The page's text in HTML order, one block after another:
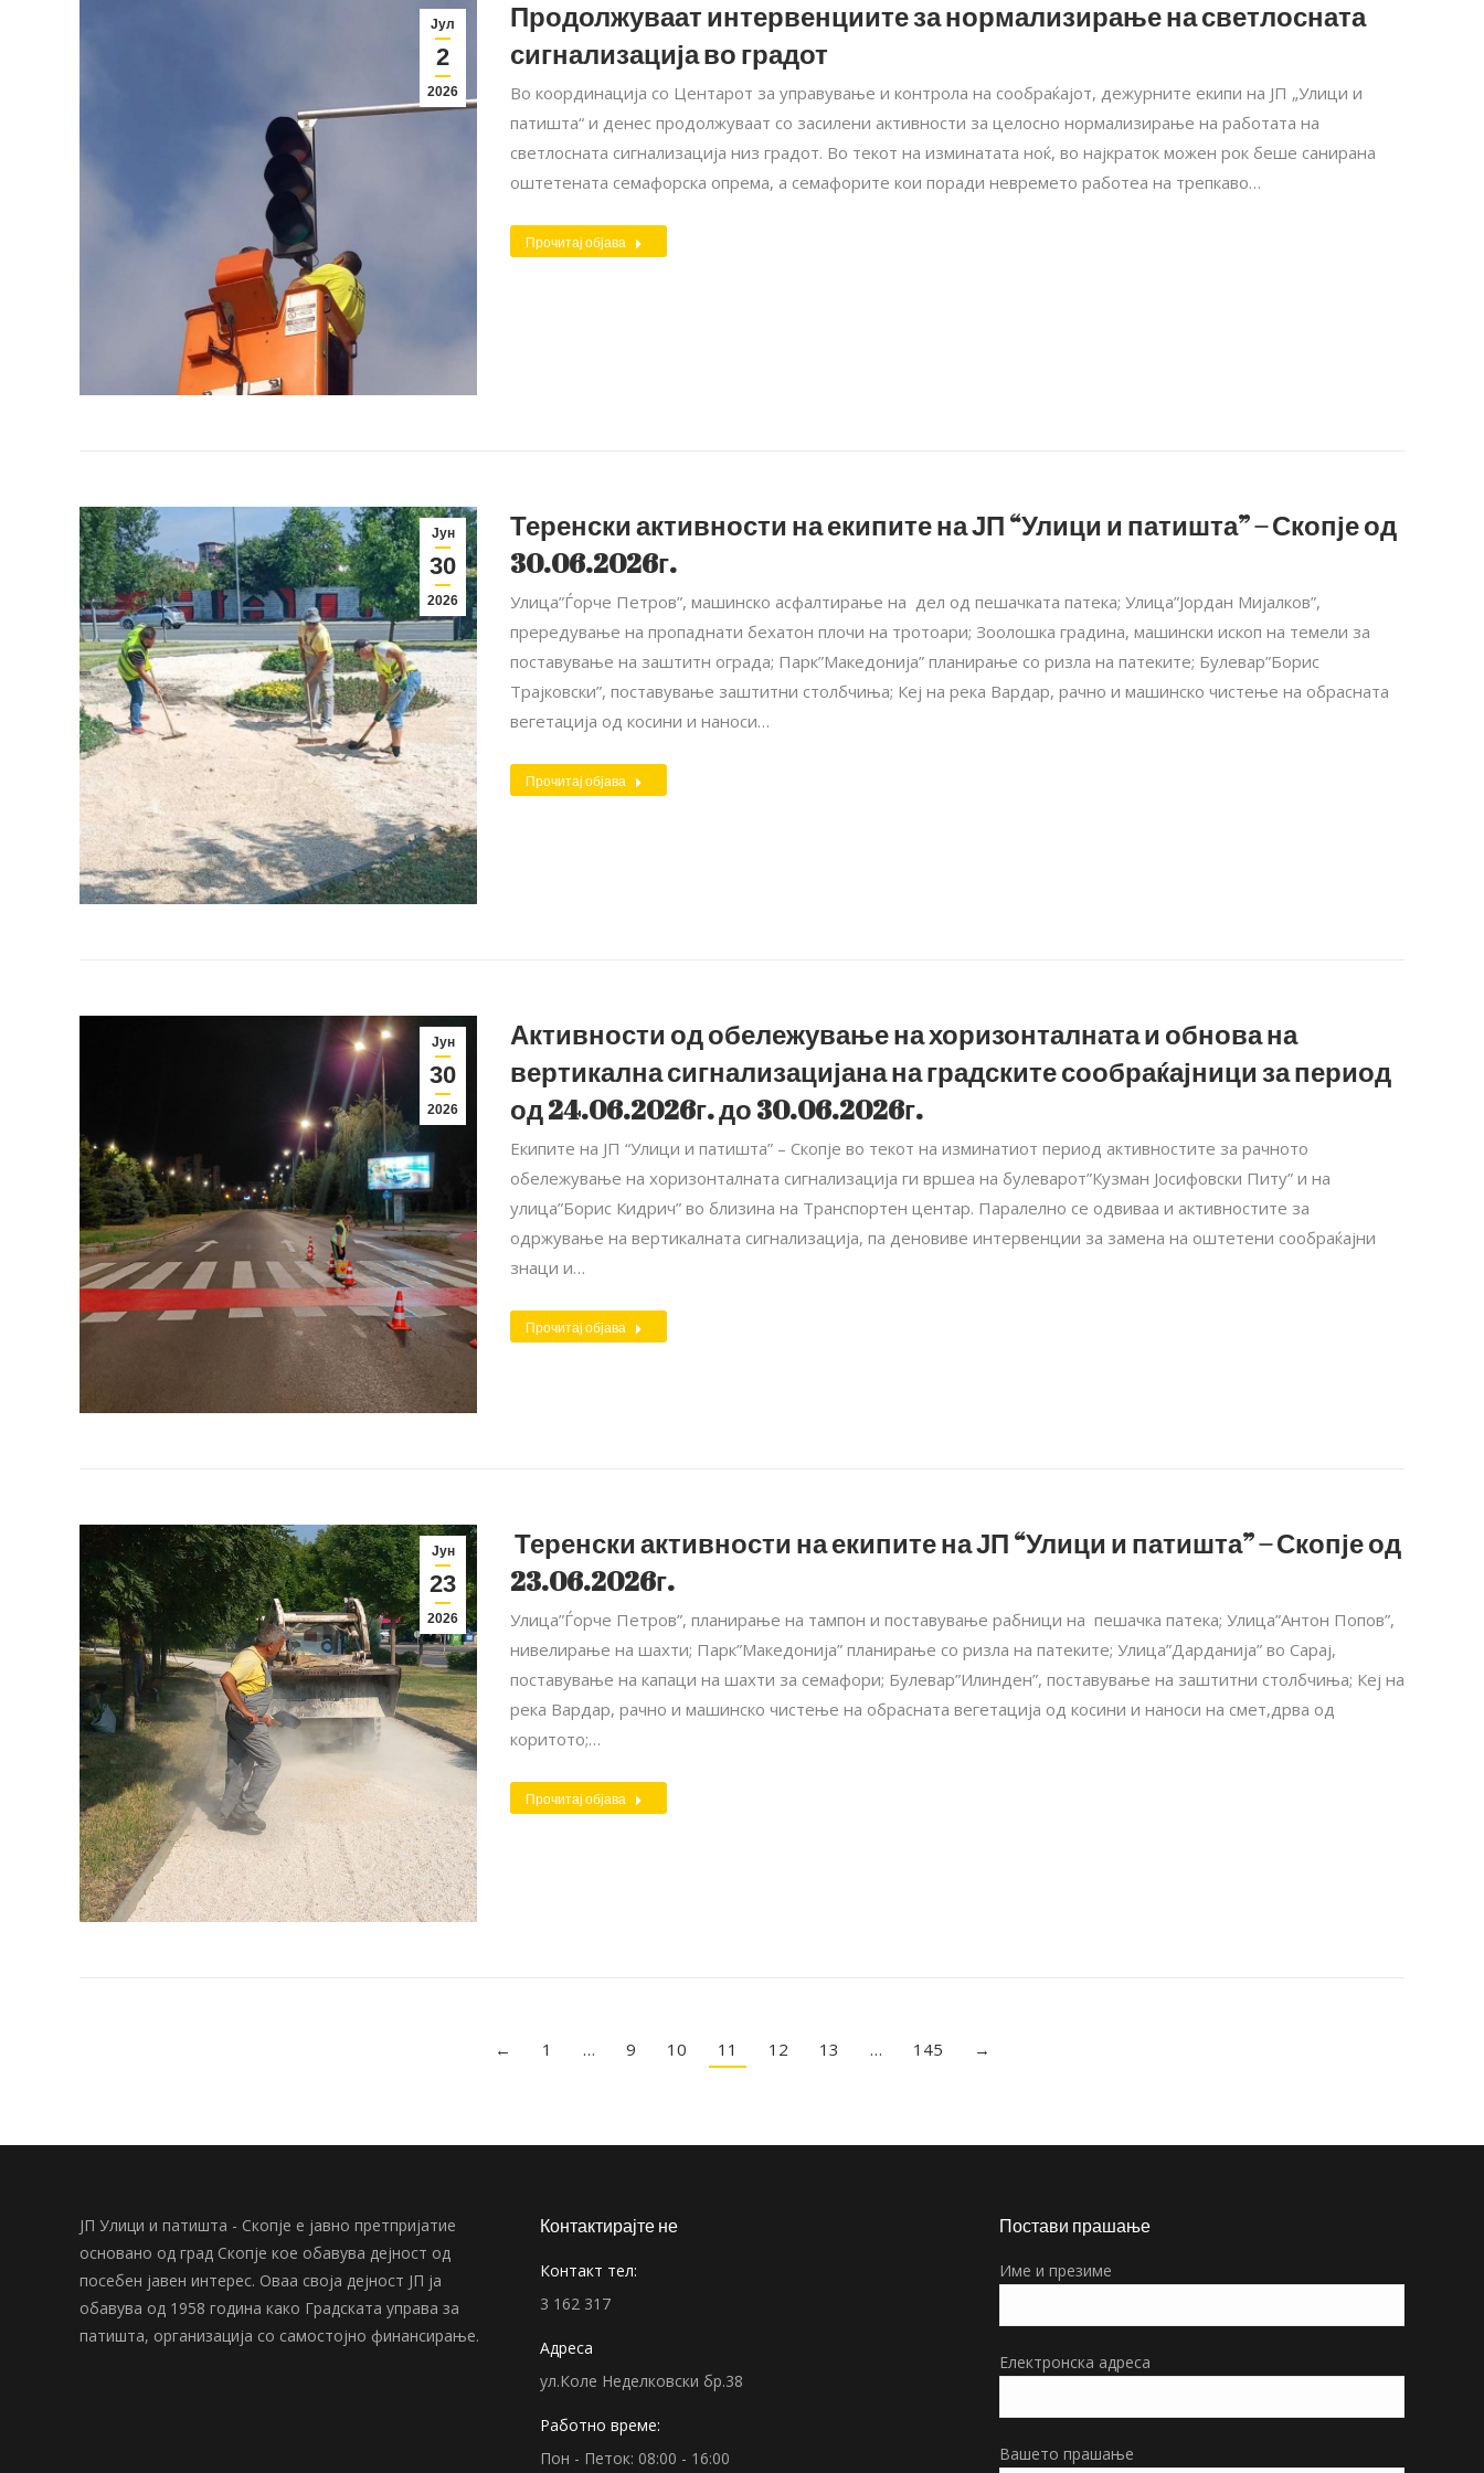
Јул
2
2026
Продолжуваат интервенциите за нормализирање на светлосната
сигнализација во градот
Во координација со Центарот за управување и контрола на сообраќајот, дежурните екипи на ЈП „Улици и
патишта“ и денес продолжуваат со засилени активности за целосно нормализирање на работата на
светлосната сигнализација низ градот. Во текот на изминатата ноќ, во најкраток можен рок беше санирана
оштетената семафорска опрема, а семафорите кои поради невремето работеа на трепкаво…
Прочитај објава
Јун
30
2026
Теренски активности на екипите на ЈП “Улици и патишта” – Скопје од
30.06.2026г.
Улица”Ѓорче Петров”, машинско асфалтирање на дел од пешачката патека; Улица”Јордан Мијалков”,
прередување на пропаднати бехатон плочи на тротоари; Зоолошка градина, машински ископ на темели за
поставување на заштитн ограда; Парк”Македонија” планирање со ризла на патеките; Булевар”Борис
Трајковски”, поставување заштитни столбчиња; Кеј на река Вардар, рачно и машинско чистење на обрасната
вегетација од косини и наноси…
Прочитај објава
Јун
30
2026
Активности од обележување на хоризонталната и обнова на
вертикална сигнализацијана на градските сообраќајници за период
од 24.06.2026г. до 30.06.2026г.
Екипите на ЈП “Улици и патишта” – Скопје во текот на изминатиот период активностите за рачното
обележување на хоризонталната сигнализација ги вршеа на булеварот”Кузман Јосифовски Питу” и на
улица”Борис Кидрич” во близина на Транспортен центар. Паралелно се одвиваа и активностите за
одржување на вертикалната сигнализација, па деновиве интервенции за замена на оштетени сообраќајни
знаци и…
Прочитај објава
Јун
23
2026
Теренски активности на екипите на ЈП “Улици и патишта” – Скопје од
23.06.2026г.
Улица”Ѓорче Петров”, планирање на тампон и поставување рабници на пешачка патека; Улица”Антон Попов”,
нивелирање на шахти; Парк”Македонија” планирање со ризла на патеките; Улица”Дарданија” во Сарај,
поставување на капаци на шахти за семафори; Булевар”Илинден”, поставување на заштитни столбчиња; Кеј на
река Вардар, рачно и машинско чистење на обрасната вегетација од косини и наноси на смет,дрва од
коритото;…
Прочитај објава
← 1 … 9 10 11 12 13 … 145 →
ЈП Улици и патишта - Скопје е јавно претпријатие
основано од град Скопје кое обавува дејност од
посебен јавен интерес. Оваа своја дејност ЈП ја
обавува од 1958 година како Градската управа за
патишта, организација со самостојно финансирање.
Контактирајте не
Контакт тел:
3 162 317
Адреса
ул.Коле Неделковски бр.38
Работно време:
Пон - Петок: 08:00 - 16:00
Постави прашање
Име и презиме
Електронска адреса
Вашето прашање